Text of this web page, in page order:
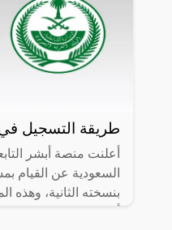
طريقة التسجيل في
أعلنت منصة أبشر
السعودية عن القيام
بنسخته الثانية،